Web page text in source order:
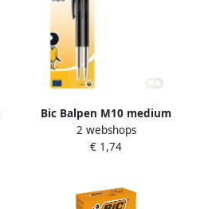
Bic Balpen M10 medium
zwart blister Ã 2 stuks
2 webshops
€ 1,74